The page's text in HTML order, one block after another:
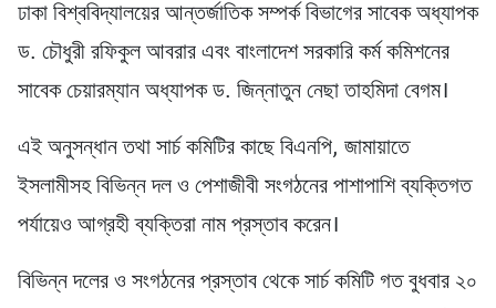
ঢাকা বিশ্ববিদ্যালয়ের আন্তর্জাতিক সম্পর্ক বিভাগের সাবেক অধ্যাপক
ড. চৌধুরী রফিকুল আবরার এবং বাংলাদেশ সরকারি কর্ম কমিশনের
সাবেক চেয়ারম্যান অধ্যাপক ড. জিন্নাতুন নেছা তাহমিদা বেগম।
এই অনুসন্ধান তথা সার্চ কমিটির কাছে বিএনপি, জামায়াতে
ইসলামীসহ বিভিন্ন দল ও পেশাজীবী সংগঠনের পাশাপাশি ব্যক্তিগত
পর্যায়েও আগ্রহী ব্যক্তিরা নাম প্রস্তাব করেন।
বিভিন্ন দলের ও সংগঠনের প্রস্তাব থেকে সার্চ কমিটি গত বুধবার ২০